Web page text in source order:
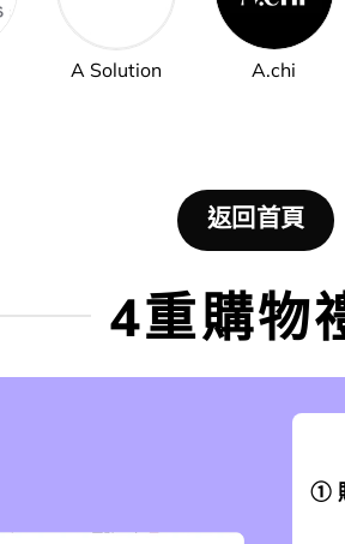
A Solution A.chi
返回首頁
4重購物
①